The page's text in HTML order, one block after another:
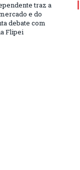
traz a
e do
debate com
Flipei